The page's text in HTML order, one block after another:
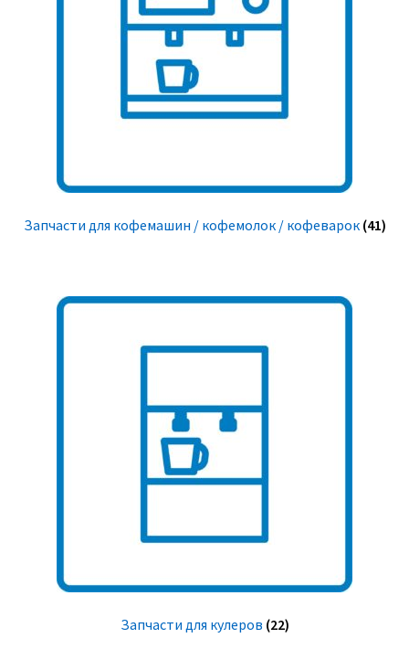
Запчасти для кофемашин / кофемолок / кофеварок (41)
Запчасти для кулеров (22)